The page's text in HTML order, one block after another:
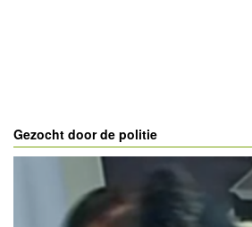
Gezocht door de politie